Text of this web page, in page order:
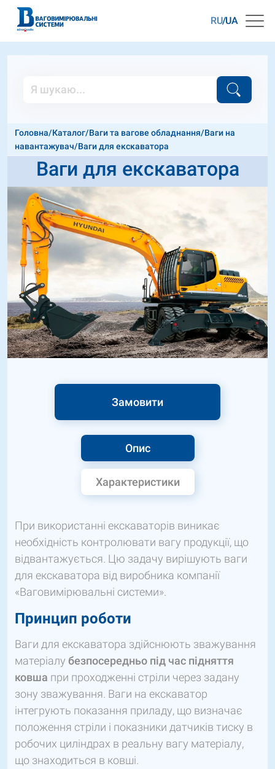
RU UA
Головна/Каталог/Ваги та вагове обладнання/Ваги на
навантажувач/Ваги для екскаватора
Ваги для екскаватора
Опис
Характеристики
Замовити
При використанні екскаваторів виникає
необхідність контролювати вагу продукції, що
відвантажується. Цю задачу вирішують ваги
для екскаватора від виробника компанії
«Ваговимірювальні системи».
Принцип роботи
Ваги для екскаватора здійснюють зважування
матеріалу безпосередньо під час підняття
ковша при проходженні стріли через задану
зону зважування. Ваги на екскаватор
інтегрують показання приладу, що визначає
положення стріли і показники датчиків тиску в
робочих циліндрах в реальну вагу матеріалу,
що знаходиться в ковші.